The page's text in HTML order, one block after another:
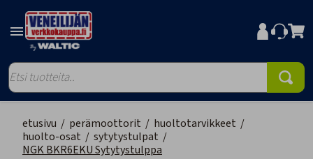
etusivu / perämoottorit / huoltotarvikkeet /
huolto-osat / sytytystulpat /
NGK BKR6EKU Sytytystulppa